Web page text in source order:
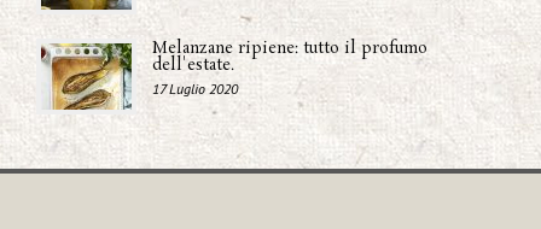
Melanzane ripiene: tutto il profumo
dell'estate.
17 Luglio 2020